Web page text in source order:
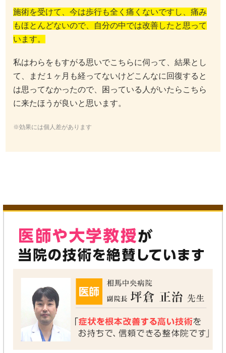
施術を受けて、今は歩行も全く痛くないですし、痛み
もほとんどないので、自分の中では改善したと思って
います。
私はわらをもすがる思いでこちらに伺って、結果とし
て、まだ１ヶ月も経ってないけどこんなに回復すると
は思ってなかったので、困っている人がいたらこちら
に来たほうが良いと思います。
※効果には個人差があります